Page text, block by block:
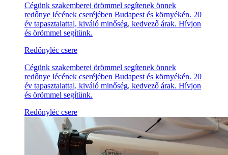
Cégünk szakemberei örömmel segítenek önnek
redőnye lécének cseréjében Budapest és környékén. 20
év tapasztalattal, kiváló minőség, kedvező árak. Hívjon
és örömmel segítünk.
Redőnyléc csere
Cégünk szakemberei örömmel segítenek önnek
redőnye lécének cseréjében Budapest és környékén. 20
év tapasztalattal, kiváló minőség, kedvező árak. Hívjon
és örömmel segítünk.
Redőnyléc csere